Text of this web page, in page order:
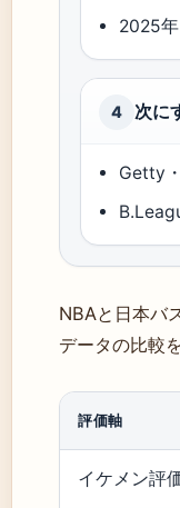
2025
4 次に
Getty
NBAと日本バ
データの比較
評価軸
イケメン評